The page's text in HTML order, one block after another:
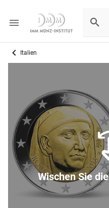
Italien
Wischen Sie